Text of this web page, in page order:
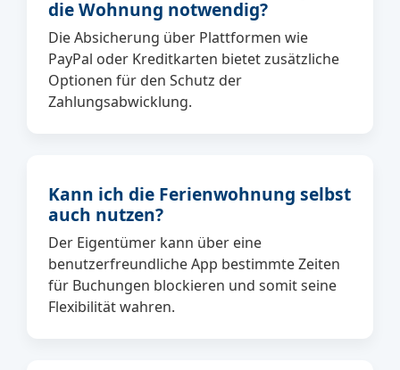
die Wohnung notwendig?
Die Absicherung über Plattformen wie
PayPal oder Kreditkarten bietet zusätzliche
Optionen für den Schutz der
Zahlungsabwicklung.
Kann ich die Ferienwohnung selbst
auch nutzen?
Der Eigentümer kann über eine
benutzerfreundliche App bestimmte Zeiten
für Buchungen blockieren und somit seine
Flexibilität wahren.